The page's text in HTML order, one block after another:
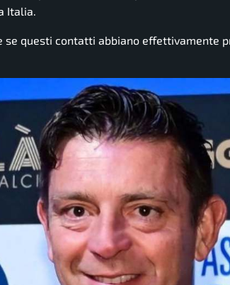
Italia.
se questi contatti abbiano effettivamente